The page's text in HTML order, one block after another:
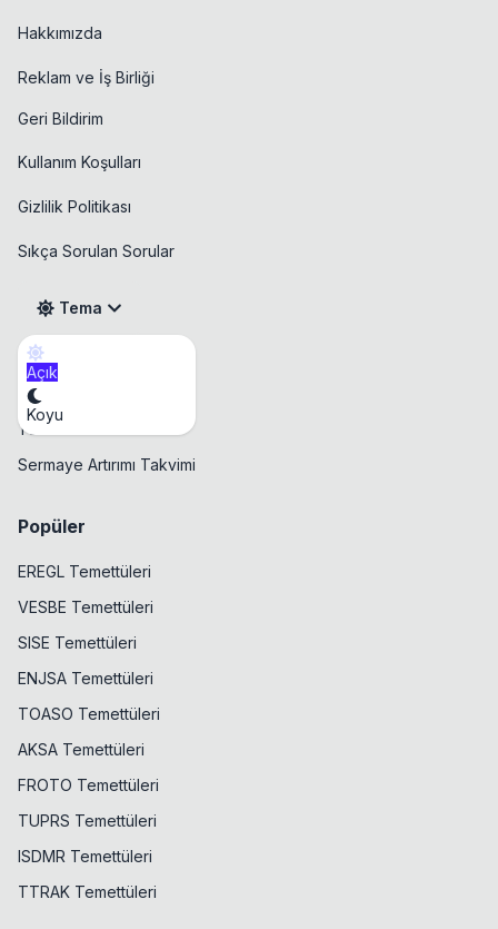
Hakkımızda
Reklam ve İş Birliği
Geri Bildirim
Kullanım Koşulları
Gizlilik Politikası
Sıkça Sorulan Sorular
Tema
Açık
Koyu
Takvim
Temettü Takvimi
Sermaye Artırımı Takvimi
Popüler
EREGL Temettüleri
VESBE Temettüleri
SISE Temettüleri
ENJSA Temettüleri
TOASO Temettüleri
AKSA Temettüleri
FROTO Temettüleri
TUPRS Temettüleri
ISDMR Temettüleri
TTRAK Temettüleri